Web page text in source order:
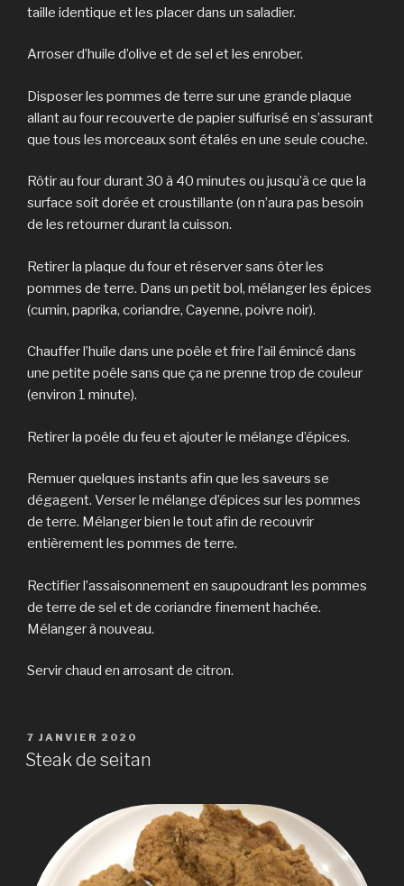
taille identique et les placer dans un saladier.
Arroser d’huile d’olive et de sel et les enrober.
Disposer les pommes de terre sur une grande plaque
allant au four recouverte de papier sulfurisé en s’assurant
que tous les morceaux sont étalés en une seule couche.
Rôtir au four durant 30 à 40 minutes ou jusqu’à ce que la
surface soit dorée et croustillante (on n’aura pas besoin
de les retourner durant la cuisson.
Retirer la plaque du four et réserver sans ôter les
pommes de terre. Dans un petit bol, mélanger les épices
(cumin, paprika, coriandre, Cayenne, poivre noir).
Chauffer l’huile dans une poêle et frire l’ail émincé dans
une petite poêle sans que ça ne prenne trop de couleur
(environ 1 minute).
Retirer la poêle du feu et ajouter le mélange d’épices.
Remuer quelques instants afin que les saveurs se
dégagent. Verser le mélange d’épices sur les pommes
de terre. Mélanger bien le tout afin de recouvrir
entièrement les pommes de terre.
Rectifier l’assaisonnement en saupoudrant les pommes
de terre de sel et de coriandre finement hachée.
Mélanger à nouveau.
Servir chaud en arrosant de citron.
PUBLIÉ
LE
7 JANVIER 2020
Steak de seitan